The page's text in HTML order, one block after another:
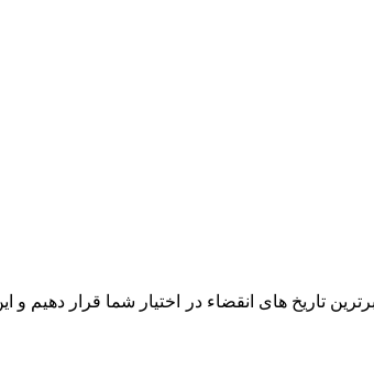
تاریخ های انقضاء در اختیار شما قرار